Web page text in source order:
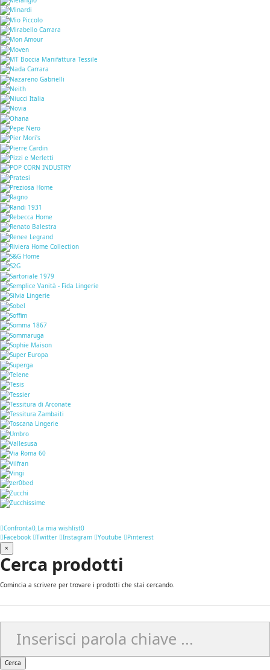
Confronta0 La mia wishlist0
Facebook
Twitter Instagram Youtube
Pinterest
×
Cerca prodotti
Comincia a scrivere per trovare i prodotti che stai cercando.
Cerca